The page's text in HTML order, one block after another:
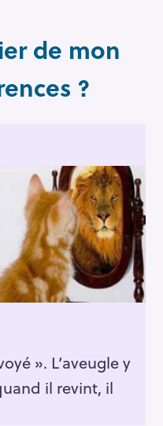
de mon
?
». L’aveugle y
il revint, il